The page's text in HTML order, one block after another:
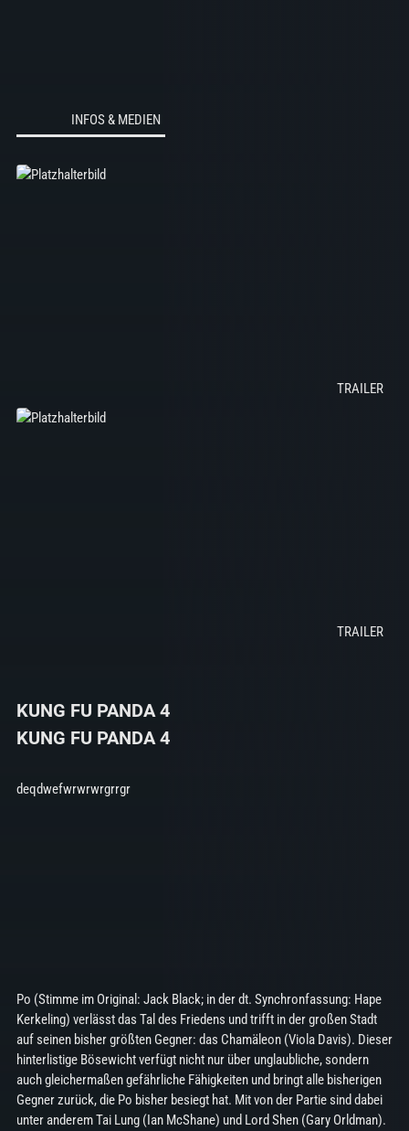
INFOS & MEDIEN
KUNG FU PANDA 4
KUNG FU PANDA 4
deqdwefwrwrwrgrrgr
Po (Stimme im Original: Jack Black; in der dt. Synchronfassung: Hape
Kerkeling) verlässt das Tal des Friedens und trifft in der großen Stadt
auf seinen bisher größten Gegner: das Chamäleon (Viola Davis). Dieser
hinterlistige Bösewicht verfügt nicht nur über unglaubliche, sondern
auch gleichermaßen gefährliche Fähigkeiten und bringt alle bisherigen
Gegner zurück, die Po bisher besiegt hat. Mit von der Partie sind dabei
unter anderem Tai Lung (Ian McShane) und Lord Shen (Gary Orldman).